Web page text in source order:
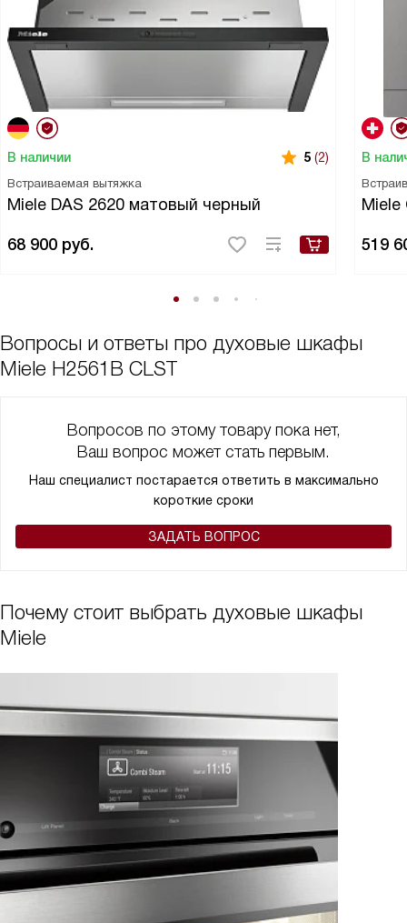
В наличии 5 (2)
Встраиваемая вытяжка
Miele DAS 2620 матовый черный
68 900 руб.
В
Miele
519
Вопросы и ответы про духовые шкафы
Miele H2561B CLST
Вопросов по этому товару пока нет,
Ваш вопрос может стать первым.
Наш специалист постарается ответить в максимально
короткие сроки
ЗАДАТЬ ВОПРОС
Почему стоит выбрать духовые шкафы
Miele